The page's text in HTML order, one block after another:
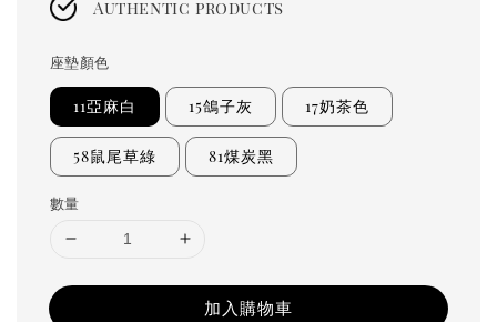
Authentic products
座墊顏色
11亞麻白 15鴿子灰 17奶茶色
58鼠尾草綠 81煤炭黑
數量
加入購物車